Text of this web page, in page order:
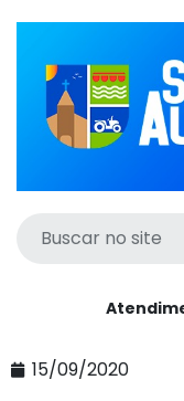
15/09/2020